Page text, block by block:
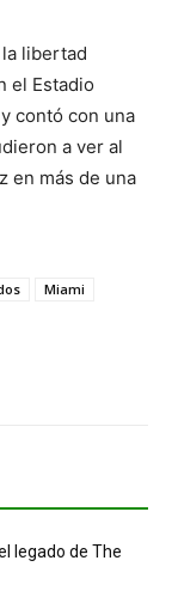
libertad
el Estadio
contó con una
a ver al
en más de una
Miami
legado de The